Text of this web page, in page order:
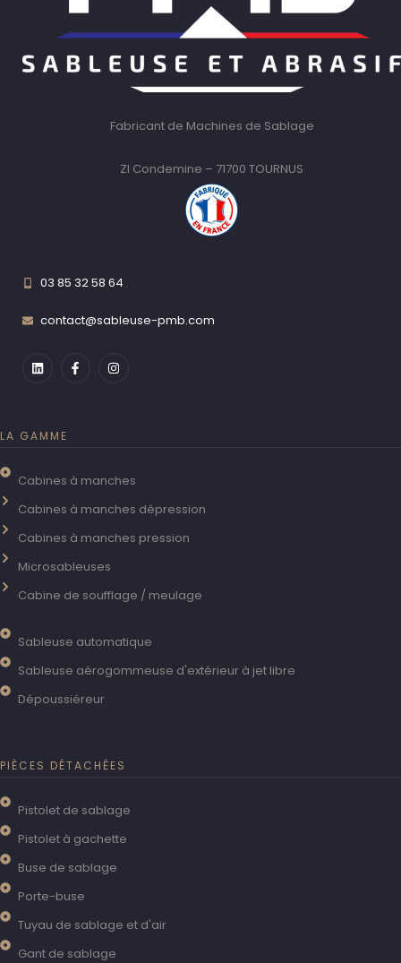
Fabricant de Machines de Sablage
ZI Condemine – 71700 TOURNUS
03 85 32 58 64
contact@sableuse-pmb.com
LA GAMME
Cabines à manches
Cabines à manches dépression
Cabines à manches pression
Microsableuses
Cabine de soufflage / meulage
Sableuse automatique
Sableuse aérogommeuse d'extérieur à jet libre
Dépoussiéreur
PIÈCES DÉTACHÉES
Pistolet de sablage
Pistolet à gachette
Buse de sablage
Porte-buse
Tuyau de sablage et d'air
Gant de sablage